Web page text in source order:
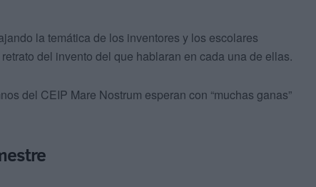
la temática de los inventores y los escolares
del invento del que hablaran en cada una de ellas.
del CEIP Mare Nostrum esperan con “muchas ganas”